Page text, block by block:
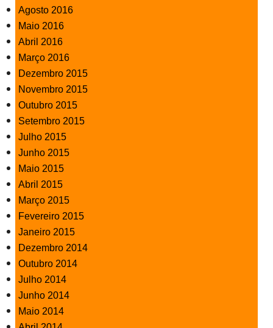
Agosto 2016
Maio 2016
Abril 2016
Março 2016
Dezembro 2015
Novembro 2015
Outubro 2015
Setembro 2015
Julho 2015
Junho 2015
Maio 2015
Abril 2015
Março 2015
Fevereiro 2015
Janeiro 2015
Dezembro 2014
Outubro 2014
Julho 2014
Junho 2014
Maio 2014